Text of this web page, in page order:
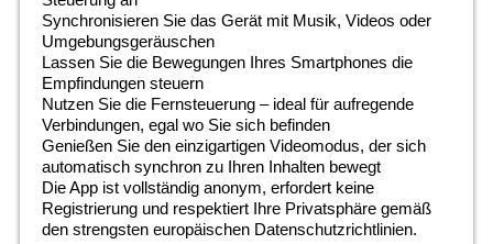
Synchronisieren Sie das Gerät mit Musik, Videos oder
Umgebungsgeräuschen
Lassen Sie die Bewegungen Ihres Smartphones die
Empfindungen steuern
Nutzen Sie die Fernsteuerung – ideal für aufregende
Verbindungen, egal wo Sie sich befinden
Genießen Sie den einzigartigen Videomodus, der sich
automatisch synchron zu Ihren Inhalten bewegt
Die App ist vollständig anonym, erfordert keine
Registrierung und respektiert Ihre Privatsphäre gemäß
den strengsten europäischen Datenschutzrichtlinien.